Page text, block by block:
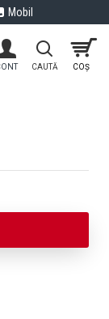
Mobil